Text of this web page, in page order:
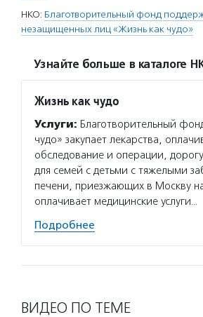
НКО: Благотворительный фонд
незащищенных лиц «Жизнь как чудо»
Узнайте больше в каталоге
Жизнь как чудо
Услуги: Благотворительный
чудо» закупает лекарства,
обследование и операции,
для семей с детьми с тяжелыми
печени, приезжающих в Москву
оплачивает медицинские услуги…
Подробнее
ВИДЕО ПО ТЕМЕ